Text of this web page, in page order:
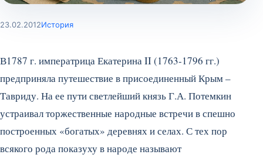
23.02.2012История
В1787 г. императрица Екатерина II (1763-1796 гг.)
предприняла путешествие в присоединенный Крым –
Тавриду. На ее пути светлейший князь Г.А. Потемкин
устраивал торжественные народные встречи в спешно
построенных «богатых» деревнях и селах. С тех пор
всякого рода показуху в народе называют